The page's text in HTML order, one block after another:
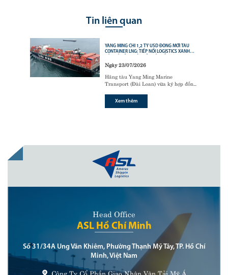
Tin liên quan
YANG MING CHI 1,2 TỶ USD ĐÓNG MỚI TÀU
CONTAINER LNG: TIẾP NỐI LOGISTICS XANH
Ngày 23/07/2026
Hãng tàu Yang Ming Marine
Transport (Đài Loan) vừa ký hợp đồng
(Hàn Quốc) để đóng mới
container sử dụng động cơ nhiên liệu
Xem thêm
Head Office
ASL Hồ Chí Minh
Số 31/34A Ung Văn Khiêm, Phường Thạnh Mỹ Tây, TP. Hồ Chí
Minh, Việt Nam
Công Ty Cổ Phần Giao Nhận Vận Tải Mỹ Á